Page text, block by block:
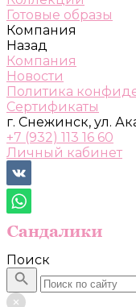
Готовые образы
Компания
Назад
Компания
Новости
Политика
Сертификаты
г. Снежинск, ул.
+7 (932) 113 16 60
Личный кабинет
Поиск